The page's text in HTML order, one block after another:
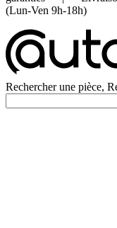
(Lun-Ven 9h-18h)
Rechercher une pièce,